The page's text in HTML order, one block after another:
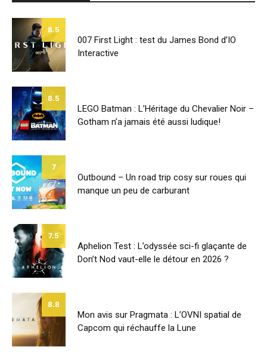
8.5
007 First Light : test du James Bond d’IO
Interactive
8.5
LEGO Batman : L’Héritage du Chevalier Noir –
Gotham n’a jamais été aussi ludique!
7
Outbound – Un road trip cosy sur roues qui
manque un peu de carburant
7.5
Aphelion Test : L’odyssée sci-fi glaçante de
Don’t Nod vaut-elle le détour en 2026 ?
8.8
Mon avis sur Pragmata : L’OVNI spatial de
Capcom qui réchauffe la Lune